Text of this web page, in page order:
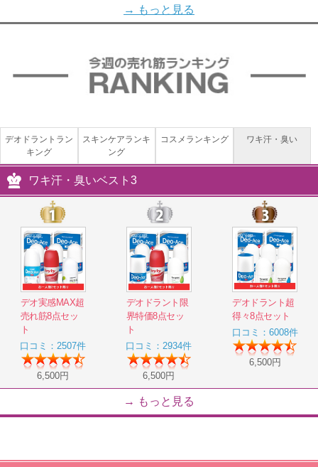
デトランスα敏感肌用(アルコールフリー)
4,800円
デオ新鋭オールスター8点セット
注目アイテムと定番デオエ―スの8点セット
6,500円
コラーゲンカバーフィットファンデセッ
ト(最強UVカット)
コラーゲン配合パウダーファンデ
1,990 円
ピタデオーレEX
地中海の知恵から生まれた、やさしく頼れるニ
オイケア
→ もっと見る
デオドラントラン
キング
スキンケアランキ
ング
コスメランキング ワキ汗・臭い
ワキ汗・臭いベスト3
デオ実感MAX超
売れ筋8点セッ
ト
口コミ：2507件
6,500円
デオドラント限
界特価8点セッ
ト
口コミ：2934件
6,500円
デオドラント超
得々8点セット
口コミ：6008件
6,500円
→ もっと見る